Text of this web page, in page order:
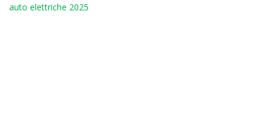
auto elettriche 2025